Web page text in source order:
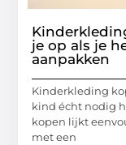
je op als je
aanpakken
Kinderkleding
kind écht nodig
kopen lijkt
met een